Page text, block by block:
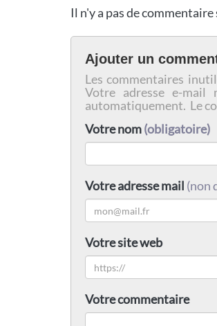
Il n'y a pas de
Ajouter un
Les commentaires
Votre adresse e-mail
automatiquement. Le
Votre nom(obligatoire)
Votre adresse mail (non
Votre site web
Votre commentaire